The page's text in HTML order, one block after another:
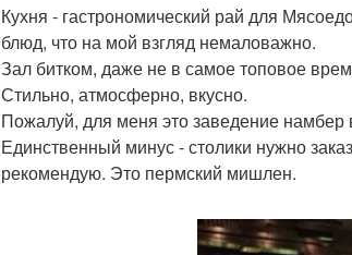
Кухня - гастрономический рай для
блюд, что на мой взгляд немаловажно.
Зал битком, даже не в самое топовое
Стильно, атмосферно, вкусно.
Пожалуй, для меня это заведение
Единственный минус - столики нужно
рекомендую. Это пермский мишлен.